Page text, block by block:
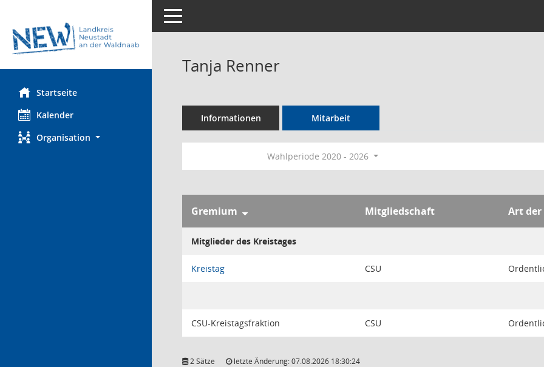
Startseite
Kalender
Organisation
Toggle navigation
Tanja Renner
Informationen Mitarbeit
Wahlperiode 2020 - 2026
Gremium Mitgliedschaft Art
Mitglieder des Kreistages
Kreistag CSU
CSU-Kreistagsfraktion CSU
2 Sätze letzte Änderung: 07.08.2026 18:30:24